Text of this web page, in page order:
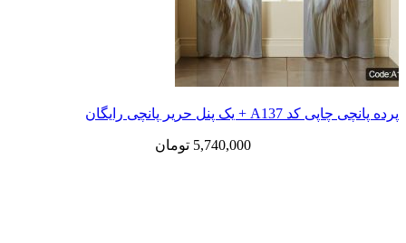
پرده پانچی چاپی کد A137 + یک پنل حریر پانچی رایگان
5,740,000 تومان